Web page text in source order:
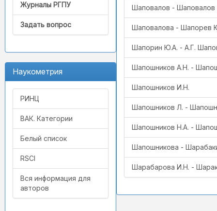
Журналы РГПУ
Задать вопрос
Наукометрия
РИНЦ
ВАК. Категории
Белый список
RSCI
Вся информация для
авторов
Шаповалов - Шаповалов
Шаповалова - Шапорев
Шапорин Ю.А. - А.Г.
Шапошников А.Н. -
Шапошников И.Н.
Шапошников Л. -
Шапошников Н.А. -
Шапошникова -
Шарабарова И.Н. -